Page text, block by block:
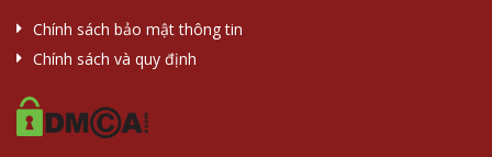
Chính sách bảo mật thông tin
Chính sách và quy định